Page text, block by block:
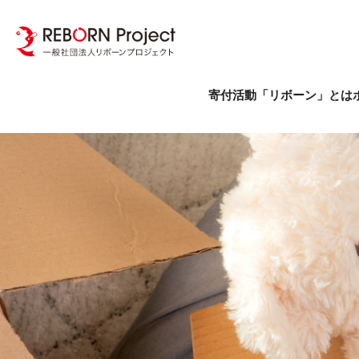
寄付活動「リボーン」とは